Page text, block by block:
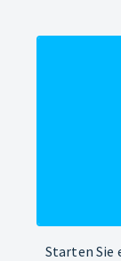
Starten Sie